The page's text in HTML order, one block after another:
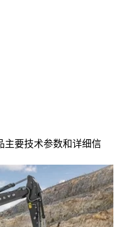
主要技术参数和详细信